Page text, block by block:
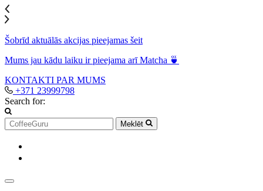
Šobrīd aktuālās akcijas pieejamas šeit
Mums jau kādu laiku ir pieejama arī Matcha 🍵
KONTAKTI PAR MUMS
+371 23999798
Search for:
Meklēt